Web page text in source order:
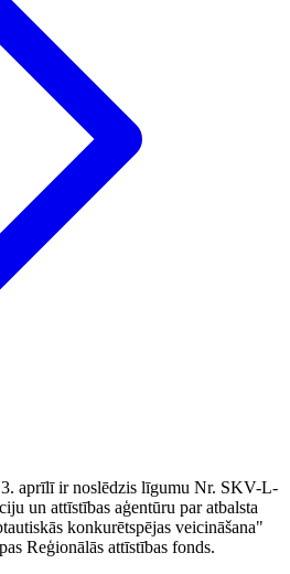
aprīlī ir noslēdzis līgumu Nr. SKV-L-
un attīstības aģentūru par atbalsta
konkurētspējas veicināšana"
Reģionālās attīstības fonds.